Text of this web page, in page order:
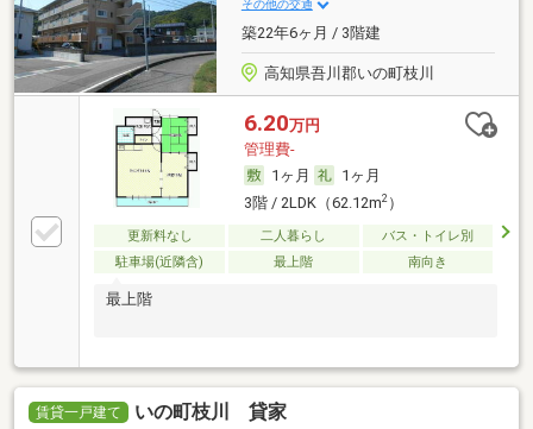
その他の交通
築22年6ヶ月 / 3階建
高知県吾川郡いの町枝川
6.20万円
管理費-
1ヶ月
1ヶ月
3階 / 2LDK（62.12m2）
更新料なし 二人暮らし
バス・トイレ別
駐車場(近隣含)
最上階 南向き
最上階
賃貸一戸建て いの町枝川 貸家